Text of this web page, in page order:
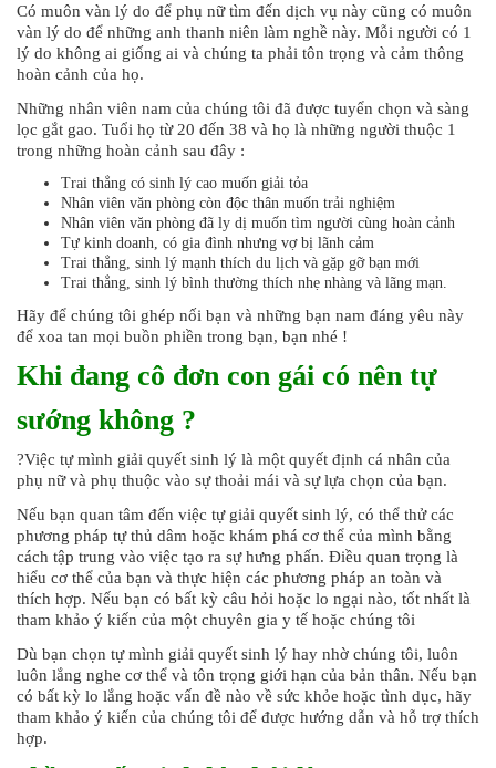
Có muôn vàn lý do để phụ nữ tìm đến dịch vụ này cũng có muôn
vàn lý do để những anh thanh niên làm nghề này. Mỗi người có 1
lý do không ai giống ai và chúng ta phải tôn trọng và cảm thông
hoàn cảnh của họ.
Những nhân viên nam của chúng tôi đã được tuyển chọn và sàng
lọc gắt gao. Tuổi họ từ 20 đến 38 và họ là những người thuộc 1
trong những hoàn cảnh sau đây :
Trai thẳng có sinh lý cao muốn giải tỏa
Nhân viên văn phòng còn độc thân muốn trải nghiệm
Nhân viên văn phòng đã ly dị muốn tìm người cùng hoàn cảnh
Tự kinh doanh, có gia đình nhưng vợ bị lãnh cảm
Trai thẳng, sinh lý mạnh thích du lịch và gặp gỡ bạn mới
Trai thẳng, sinh lý bình thường thích nhẹ nhàng và lãng mạn.
Hãy để chúng tôi ghép nối bạn và những bạn nam đáng yêu này
để xoa tan mọi buồn phiền trong bạn, bạn nhé !
Khi đang cô đơn con gái có nên tự
sướng không ?
?Việc tự mình giải quyết sinh lý là một quyết định cá nhân của
phụ nữ và phụ thuộc vào sự thoải mái và sự lựa chọn của bạn.
Nếu bạn quan tâm đến việc tự giải quyết sinh lý, có thể thử các
phương pháp tự thủ dâm hoặc khám phá cơ thể của mình bằng
cách tập trung vào việc tạo ra sự hưng phấn. Điều quan trọng là
hiểu cơ thể của bạn và thực hiện các phương pháp an toàn và
thích hợp. Nếu bạn có bất kỳ câu hỏi hoặc lo ngại nào, tốt nhất là
tham khảo ý kiến của một chuyên gia y tế hoặc chúng tôi
Dù bạn chọn tự mình giải quyết sinh lý hay nhờ chúng tôi, luôn
luôn lắng nghe cơ thể và tôn trọng giới hạn của bản thân. Nếu bạn
có bất kỳ lo lắng hoặc vấn đề nào về sức khỏe hoặc tình dục, hãy
tham khảo ý kiến của chúng tôi để được hướng dẫn và hỗ trợ thích
hợp.